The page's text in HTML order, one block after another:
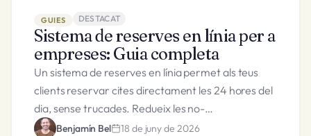
GUIES DESTACAT
Sistema de reserves en línia per a
empreses: Guia completa
Un sistema de reserves en línia permet als teus
clients reservar cites directament les 24 hores del
dia, sense trucades. Redueix les no-
compareixences fins a un 80% i estalvia hores
Benjamín Bel
18 de juny de 2026